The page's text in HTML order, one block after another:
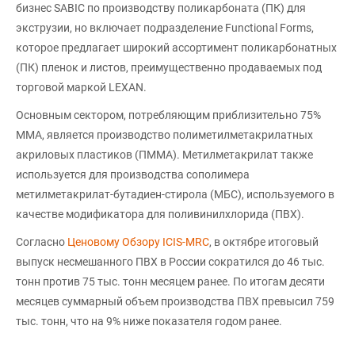
бизнес SABIC по производству поликарбоната (ПК) для
экструзии, но включает подразделение Functional Forms,
которое предлагает широкий ассортимент поликарбонатных
(ПК) пленок и листов, преимущественно продаваемых под
торговой маркой LEXAN.
Основным сектором, потребляющим приблизительно 75%
ММА, является производство полиметилметакрилатных
акриловых пластиков (ПММА). Метилметакрилат также
используется для производства сополимера
метилметакрилат-бутадиен-стирола (МБС), используемого в
качестве модификатора для поливинилхлорида (ПВХ).
Согласно Ценовому Обзору ICIS-MRC, в октябре итоговый
выпуск несмешанного ПВХ в России сократился до 46 тыс.
тонн против 75 тыс. тонн месяцем ранее. По итогам десяти
месяцев суммарный объем производства ПВХ превысил 759
тыс. тонн, что на 9% ниже показателя годом ранее.